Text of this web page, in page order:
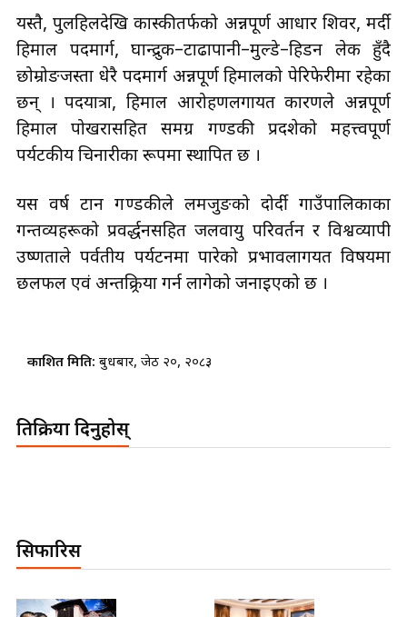
यस्तै, पुलहिलदेखि कास्कीतर्फको अन्नपूर्ण आधार शिवर, मर्दी
हिमाल पदमार्ग, घान्द्रुक–टाढापानी–मुल्डे–हिडन लेक हुँदै
छोम्रोङजस्ता धेरै पदमार्ग अन्नपूर्ण हिमालको पेरिफेरीमा रहेका
छन् । पदयात्रा, हिमाल आरोहणलगायत कारणले अन्नपूर्ण
हिमाल पोखरासहित समग्र गण्डकी प्रदशेको महत्त्वपूर्ण
पर्यटकीय चिनारीका रूपमा स्थापित छ ।
यस वर्ष टान गण्डकीले लमजुङको दोर्दी गाउँपालिकाका
गन्तव्यहरूको प्रवर्द्धनसहित जलवायु परिवर्तन र विश्वव्यापी
उष्णताले पर्वतीय पर्यटनमा पारेको प्रभावलागयत विषयमा
छलफल एवं अन्तक्र्रिया गर्न लागेको जनाइएको छ ।
प्रकाशित मिति: बुधबार, जेठ २०, २०८३
प्रतिक्रिया दिनुहोस्
सिफारिस